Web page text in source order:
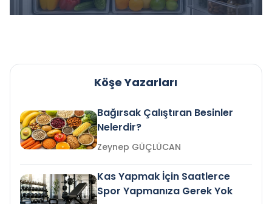
Köşe Yazarları
Bağırsak Çalıştıran Besinler
Nelerdir?
Zeynep GÜÇLÜCAN
Kas Yapmak İçin Saatlerce
Spor Yapmanıza Gerek Yok